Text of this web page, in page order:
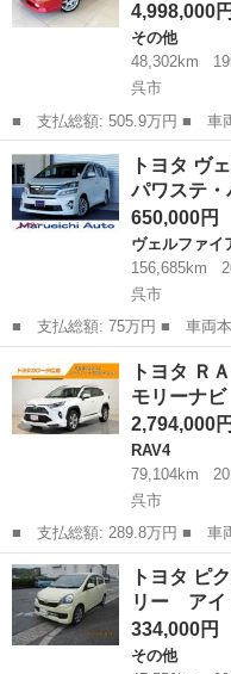
4,998,000円
その他
48,302km
呉市
■ 支払総額: 505.9万円 ■ 車両本体価格： 4,998,000 円 ■ メーカ
ー名： トヨタ ■ 車種名：
ＶＡＮ１７インチアルミ Ｈ
オートエ...
広島 呉市 その他
トヨタ ヴ
パワステ
650,000円
ヴェルファイ
156,685km
呉市
■ 支払総額: 75万円 ■ 車両本体価格： 650,000 円 ■ メーカー
名： トヨタ ■ 車種名： ヴ
４Ｚ エアコン・パワステ・パ
電動スライドドア...
呉市 ヴェルフ
トヨタ Ｒ
モリーナ
2,794,000円
RAV4
79,104km
呉市
■ 支払総額: 289.8万円 ■ 車両本体価格： 2,794,000 円 ■ メーカ
ー名： トヨタ ■ 車種名：
ッドＧ ４ＷＤ メモリーナ
ックカメ...
広島 呉市 RAV4
トヨタ ピ
リー アイ
334,000円
その他